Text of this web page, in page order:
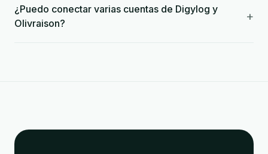
¿Puedo conectar varias cuentas de Digylog y
Olivraison?
+